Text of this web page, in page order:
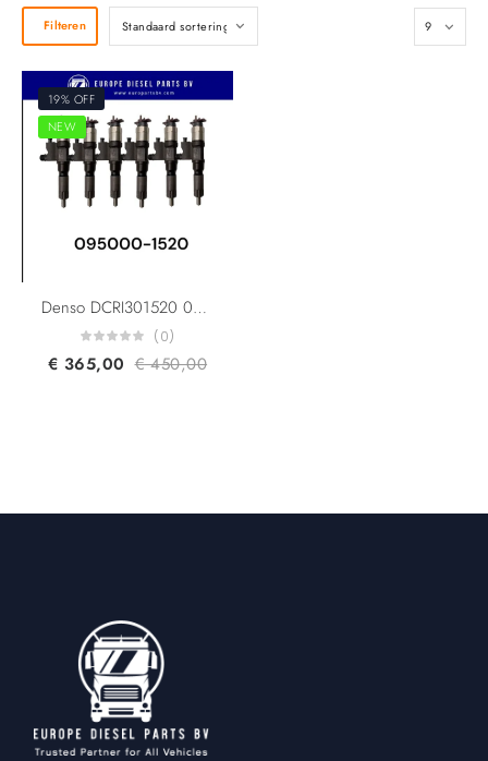
Filteren
19% OFF
NEW
Denso DCRI301520 095000-1520 295050-1520 Case,New Holland 47858653 Isuzu 8-98243863-0 8-98243863-1 4HK1 6HK1 New Diesel Injector
(0)
€ 365,00 €450,00